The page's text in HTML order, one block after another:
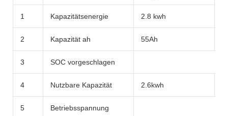
1 Kapazitätsenergie 2.8 kwh
2 Kapazität ah 55Ah
3 SOC vorgeschlagen
4 Nutzbare Kapazität 2.6kwh
5 Betriebsspannung